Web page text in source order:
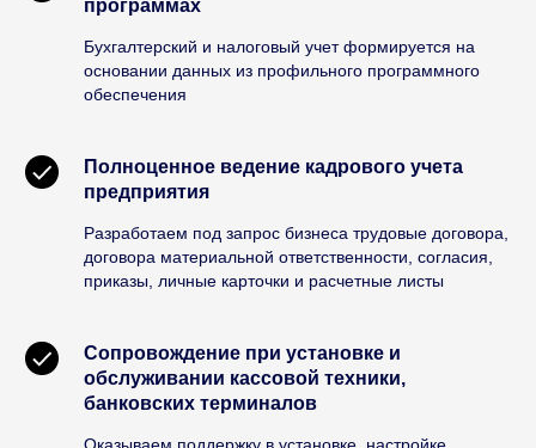
программах
Бухгалтерский и налоговый учет формируется на
основании данных из профильного программного
обеспечения
Полноценное ведение кадрового учета
предприятия
Разработаем под запрос бизнеса трудовые договора,
договора материальной ответственности, согласия,
приказы, личные карточки и расчетные листы
Сопровождение при установке и
обслуживании кассовой техники,
банковских терминалов